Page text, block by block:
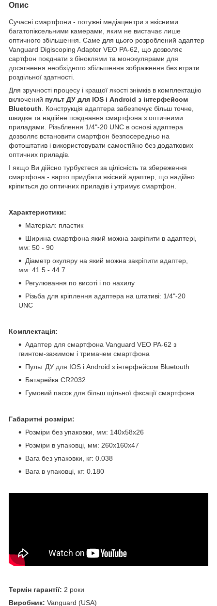
Опис
Сучасні смартфони - потужні медіацентри з якісними
багатопіксельними камерами, яким не вистачає лише
оптичного збільшення. Саме для цього розроблений адаптер
Vanguard Digiscoping Adapter VEO PA-62, що дозволяє
сартфон поєднати з біноклями та монокулярами для
досягнення необхідного збільшення зображення без втрати
роздільної здатності.
Для зручності процесу і кращої якості знімків в комплектацію
включений пульт ДУ для IOS і Android з інтерфейсом
Bluetouth . Конструкція адаптера забезпечує більш точне,
швидке та надійне поєднання смартфона з оптичними
приладами. Різьблення 1/4"-20 UNC в основі адаптера
дозволяє встановити смартфон безпосередньо на
фотоштатив і використовувати самостійно без додаткових
оптичних приладів.
І якщо Ви дійсно турбуєтеся за цілісність та збереження
смартфона - варто придбати якісний адаптер, що надійно
кріпиться до оптичних приладів і утримує смартфон.
Характеристики:
Матеріал: пластик
Ширина смартфона який можна закріпити в адаптері,
мм: 50 - 90
Діаметр окуляру на який можна закріпити адаптер,
мм: 41.5 - 44.7
Регулювання по висоті і по нахилу
Різьба для кріплення адаптера на штативі: 1/4"-20
UNC
Комплектація:
Адаптер для смартфона Vanguard VEO PA-62 з
гвинтом-зажимом і тримачем смартфона
Пульт ДУ для IOS і Android з інтерфейсом Bluetouth
Батарейка CR2032
Гумовий пасок для більш щільної фксації смартфона
Габаритні розміри:
Розміри без упаковки, мм: 140x58х26
Розміри в упаковці, мм: 260x160x47
Вага без упаковки, кг: 0.038
Вага в упаковці, кг: 0.180
Термін гарантії: 2 роки
Виробник: Vanguard (USA)